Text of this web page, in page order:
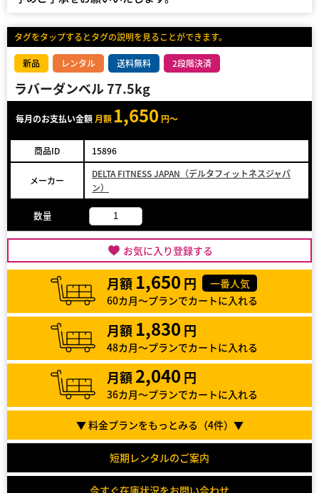
タグをタップするとタグの説明を見ることができます。
新品 レンタル 送料無料 2段階決済
ラバーダンベル 77.5kg
毎月のお支払い金額 月額 1,650 円～
商品ID 15896
メーカー
DELTA FITNESS JAPAN（デルタフィットネスジャパ
ン）
数量
お気に入り登録する
月額 1,650 円
一番人気
60カ月～プランでカートに入れる
月額 1,830 円
48カ月～プランでカートに入れる
月額 2,040 円
36カ月～プランでカートに入れる
▼ 料金プランをもっとみる（4件）▼
短期レンタルのご案内
今すぐ在庫状況をお問い合わせ